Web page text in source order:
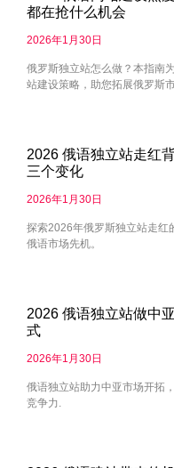
都在抢什么机会
2026年1月30日
俄罗斯独立站怎么做？本指南
站建设策略，助您拓展俄罗斯市
2026 俄语独立站走红
三个变化
2026年1月30日
探索2026年俄罗斯独立站走红
俄语市场先机。
2026 俄语独立站做中
式
2026年1月30日
俄语独立站助力中亚市场开拓
竞争力.